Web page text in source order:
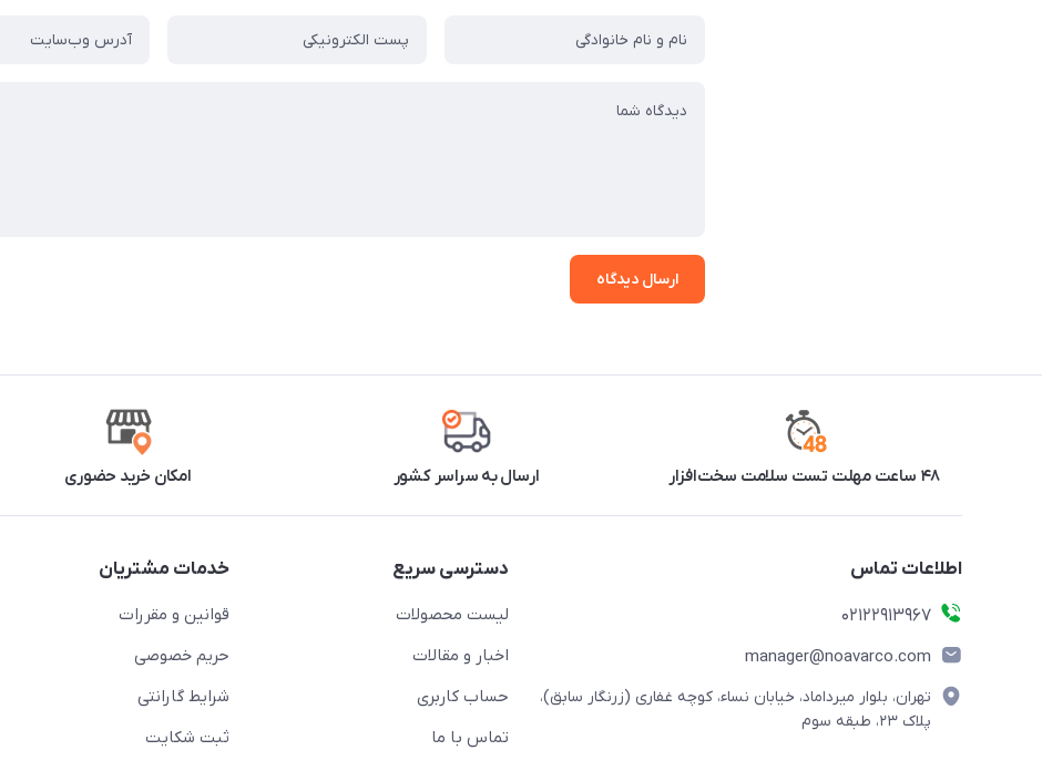
ارسال دیدگاه
۴۸ ساعت مهلت تست سلامت سخت‌افزار ارسال به سراسر کشور امکان خرید حضوری
اطلاعات تماس
02122913967
manager@noavarco.com
تهران، بلوار میرداماد، خیابان نساء، کوچه غفاری (زرنگار سابق)،
پلاک ۲۳، طبقه سوم
دسترسی سریع
لیست محصولات
اخبار و مقالات
حساب کاربری
تماس با ما
خدمات مشتریان
قوانین و مقررات
حریم خصوصی
شرایط گارانتی
ثبت شکایت